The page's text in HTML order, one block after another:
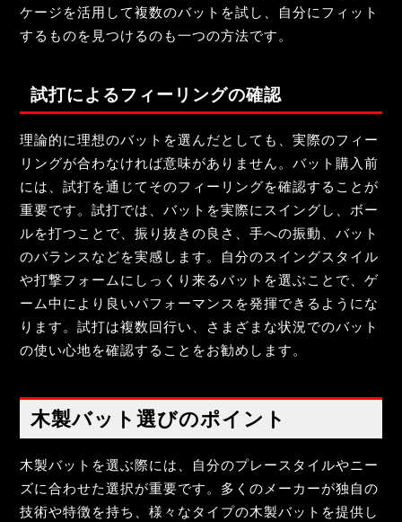
ケージを活用して複数のバットを試し、自分にフィット
するものを見つけるのも一つの方法です。
試打によるフィーリングの確認
理論的に理想のバットを選んだとしても、実際のフィー
リングが合わなければ意味がありません。バット購入前
には、試打を通じてそのフィーリングを確認することが
重要です。試打では、バットを実際にスイングし、ボー
ルを打つことで、振り抜きの良さ、手への振動、バット
のバランスなどを実感します。自分のスイングスタイル
や打撃フォームにしっくり来るバットを選ぶことで、ゲ
ーム中により良いパフォーマンスを発揮できるようにな
ります。試打は複数回行い、さまざまな状況でのバット
の使い心地を確認することをお勧めします。
木製バット選びのポイント
木製バットを選ぶ際には、自分のプレースタイルやニー
ズに合わせた選択が重要です。多くのメーカーが独自の
技術や特徴を持ち、様々なタイプの木製バットを提供し